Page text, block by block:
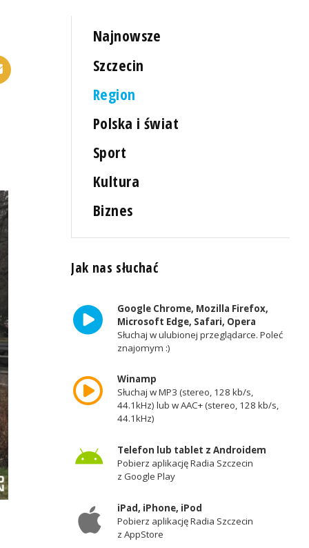
Najnowsze
Szczecin
Region
Polska i świat
Sport
Kultura
Biznes
Jak nas słuchać
Google Chrome, Mozilla Firefox,
Microsoft Edge, Safari, Opera
Słuchaj w ulubionej przeglądarce. Poleć
znajomym :)
Winamp
Słuchaj w MP3 (stereo, 128 kb/s,
44.1kHz) lub w AAC+ (stereo, 128 kb/s,
44.1kHz)
Telefon lub tablet z Androidem
Pobierz aplikację Radia Szczecin
z Google Play
iPad, iPhone, iPod
Pobierz aplikację Radia Szczecin
z AppStore